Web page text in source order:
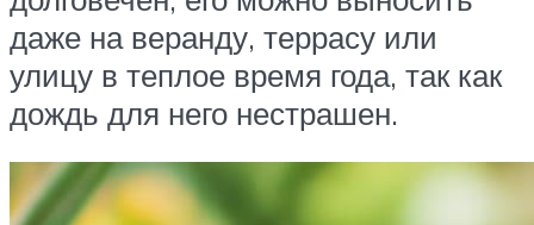
даже на веранду, террасу или
улицу в теплое время года, так как
дождь для него нестрашен.